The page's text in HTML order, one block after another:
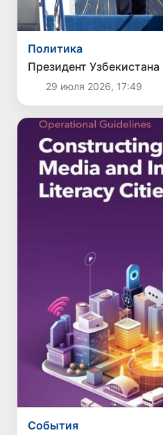
Политика
Президент
29 июля 2026, 17:49
Cобытия